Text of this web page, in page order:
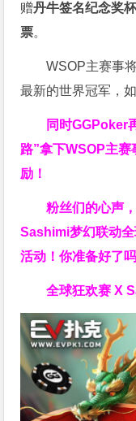
赠丹牛签名纪念奖
票。
WSOP主赛事
最新的世界冠军，
同时GGPoker
路”拿下WSOP主
励！
粉丝们的心声
Sashimi梦幻联动
活动！你准备好了
全球狂欢赛 X